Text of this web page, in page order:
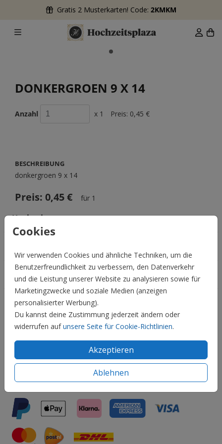
Gratis 2 Musterkarten! Code: 2KMKM
Cookies
Wir verwenden Cookies und ähnliche Techniken, um die
Benutzerfreundlichkeit zu verbessern, den Datenverkehr
und die Leistung unserer Website zu analysieren sowie für
Marketingzwecke und soziale Medien (anzeigen
personalisierter Werbung).
Du kannst deine Zustimmung jederzeit ändern oder
widerrufen aufunsere Seite für Cookie-Richtlinien.
Akzeptieren
Ablehnen
DONKERGROEN 9 X 14
Anzahl x 1 Preis: 0,45 €
BESCHREIBUNG
donkergroen 9 x 14
Preis: 0,45 € für 1
Hochzeit
Informationen
Service
Zahlen & Versand: